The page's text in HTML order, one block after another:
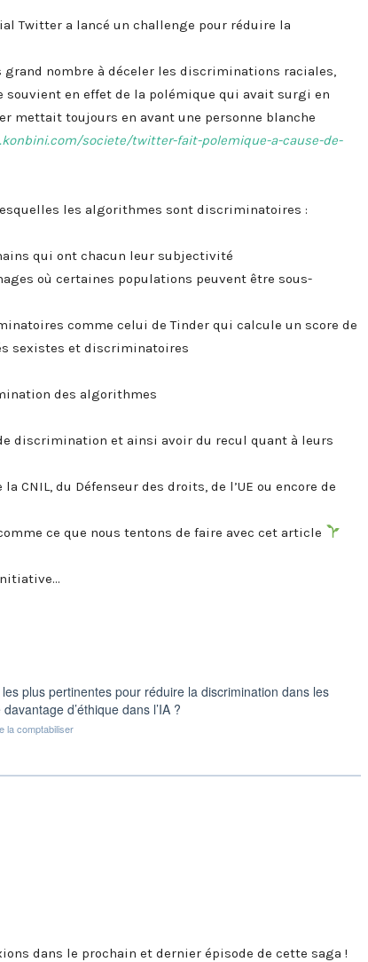
Twitter a lancé un challenge pour réduire la
grand nombre à déceler les discriminations raciales,
souvient en effet de la polémique qui avait surgi en
mettait toujours en avant une personne blanche
societe/twitter-fait-polemique-a-cause-de-
les algorithmes sont discriminatoires :
qui ont chacun leur subjectivité
où certaines populations peuvent être sous-
comme celui de Tinder qui calcule un score de
sexistes et discriminatoires
des algorithmes
discrimination et ainsi avoir du recul quant à leurs
CNIL, du Défenseur des droits, de l’UE ou encore de
ce que nous tentons de faire avec cet article
dans le prochain et dernier épisode de cette saga !